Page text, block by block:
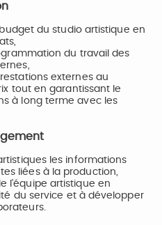
du studio artistique en
du travail des
externes au
tout en garantissant le
à long terme avec les
les informations
liées à la production,
l’équipe artistique en
du service et à développer